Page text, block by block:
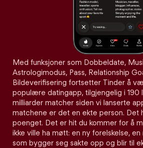
Med funksjoner som Dobbeldate,
Astrologimodus, Pass, Relationship
Bildeverifisering fortsetter Tinder å
populære datingapp, tilgjengelig i 190
milliarder matcher siden vi lanserte
matchene er det en ekte person. Det
poenget. Det er hit du kommer for å
ikke ville ha møtt: en ny forelskelse,
som bygger seg sakte opp og blir til